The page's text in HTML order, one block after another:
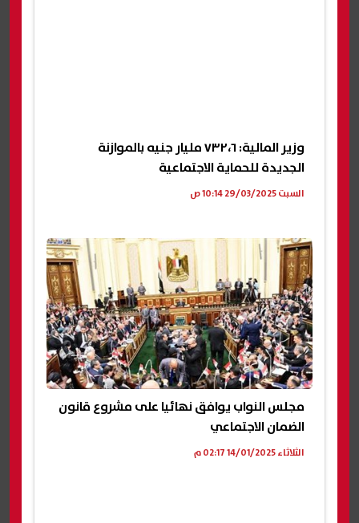
وزير المالية: ٧٣٢،٦ مليار جنيه بالموازنة
الجديدة للحماية الاجتماعية
السبت 29/03/2025 10:14 ص
مجلس النواب يوافق نهائيا على مشروع قانون
الضمان الاجتماعي
الثلاثاء 14/01/2025 02:17 م